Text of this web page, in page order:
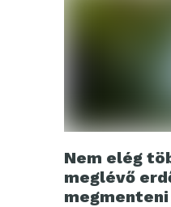
Nem elég
meglévő